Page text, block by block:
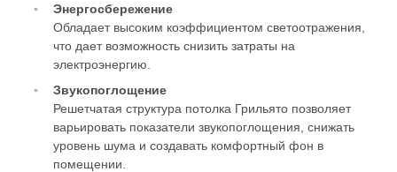
Энергосбережение
Обладает высоким коэффициентом светоотражения,
что дает возможность снизить затраты на
электроэнергию.
Звукопоглощение
Решетчатая структура потолка Грильято позволяет
варьировать показатели звукопоглощения, снижать
уровень шума и создавать комфортный фон в
помещении.